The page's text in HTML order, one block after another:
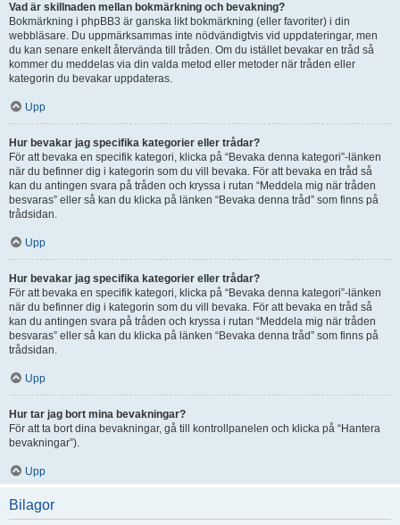
Vad är skillnaden mellan bokmärkning och bevakning?
Bokmärkning i phpBB3 är ganska likt bokmärkning (eller favoriter) i din
webbläsare. Du uppmärksammas inte nödvändigtvis vid uppdateringar, men
du kan senare enkelt återvända till tråden. Om du istället bevakar en tråd så
kommer du meddelas via din valda metod eller metoder när tråden eller
kategorin du bevakar uppdateras.
Upp
Hur bevakar jag specifika kategorier eller trådar?
För att bevaka en specifik kategori, klicka på “Bevaka denna kategori”-länken
när du befinner dig i kategorin som du vill bevaka. För att bevaka en tråd så
kan du antingen svara på tråden och kryssa i rutan “Meddela mig när tråden
besvaras” eller så kan du klicka på länken “Bevaka denna tråd” som finns på
trådsidan.
Upp
Hur bevakar jag specifika kategorier eller trådar?
För att bevaka en specifik kategori, klicka på “Bevaka denna kategori”-länken
när du befinner dig i kategorin som du vill bevaka. För att bevaka en tråd så
kan du antingen svara på tråden och kryssa i rutan “Meddela mig när tråden
besvaras” eller så kan du klicka på länken “Bevaka denna tråd” som finns på
trådsidan.
Upp
Hur tar jag bort mina bevakningar?
För att ta bort dina bevakningar, gå till kontrollpanelen och klicka på “Hantera
bevakningar”).
Upp
Bilagor